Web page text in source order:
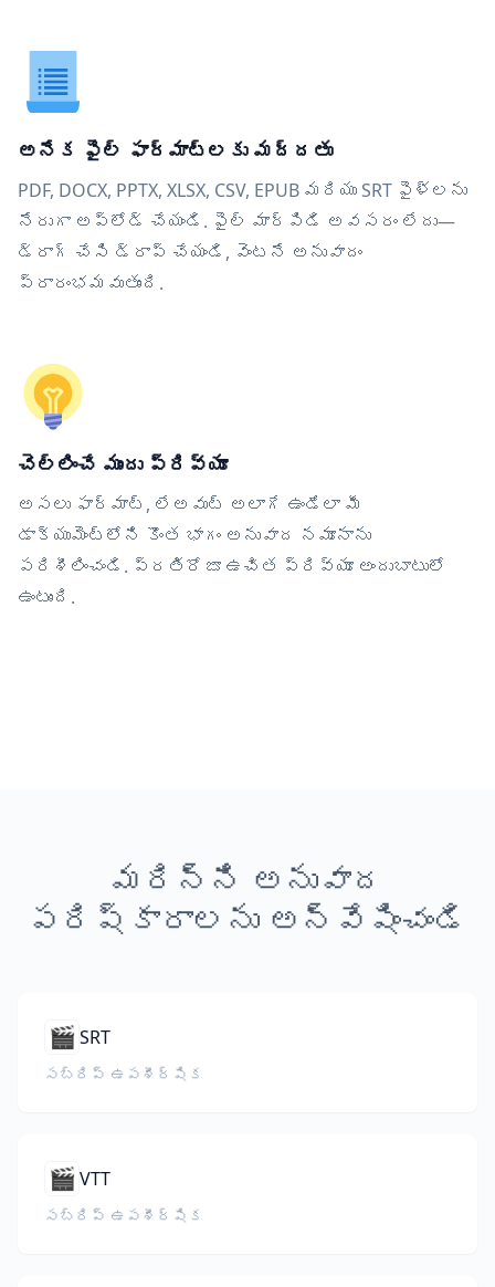
అనేక ఫైల్ ఫార్మాట్‌లకు మద్దతు
PDF, DOCX, PPTX, XLSX, CSV, EPUB మరియు SRT ఫైళ్లను
నేరుగా అప్‌లోడ్ చేయండి. ఫైల్ మార్పిడి అవసరం లేదు—
డ్రాగ్ చేసి డ్రాప్ చేయండి, వెంటనే అనువాదం
ప్రారంభమవుతుంది.
చెల్లించే ముందు ప్రివ్యూ
అసలు ఫార్మాట్, లేఅవుట్ అలాగే ఉండేలా మీ
డాక్యుమెంట్‌లోని కొంత భాగం అనువాద నమూనాను
పరిశీలించండి. ప్రతిరోజూ ఉచిత ప్రివ్యూ అందుబాటులో
ఉంటుంది.
మరిన్ని అనువాద
పరిష్కారాలను అన్వేషించండి
🎬 SRT
సబ్‌రిప్ ఉపశీర్షిక
🎬 VTT
సబ్‌రిప్ ఉపశీర్షిక